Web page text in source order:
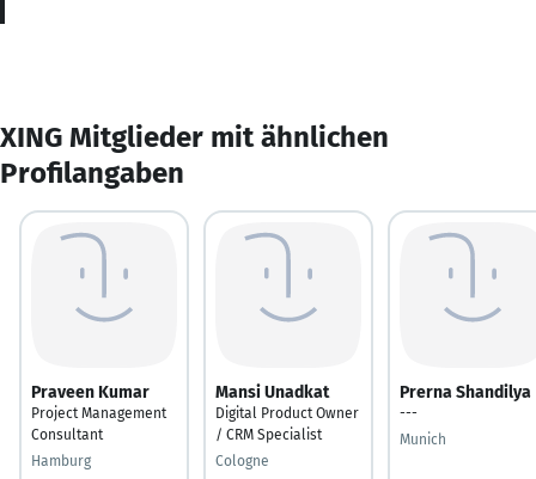
XING Mitglieder mit ähnlichen
Profilangaben
Praveen Kumar
Project Management
Consultant
Hamburg
Mansi Unadkat
Digital Product Owner
/ CRM Specialist
Cologne
Prerna Shandilya
---
Munich